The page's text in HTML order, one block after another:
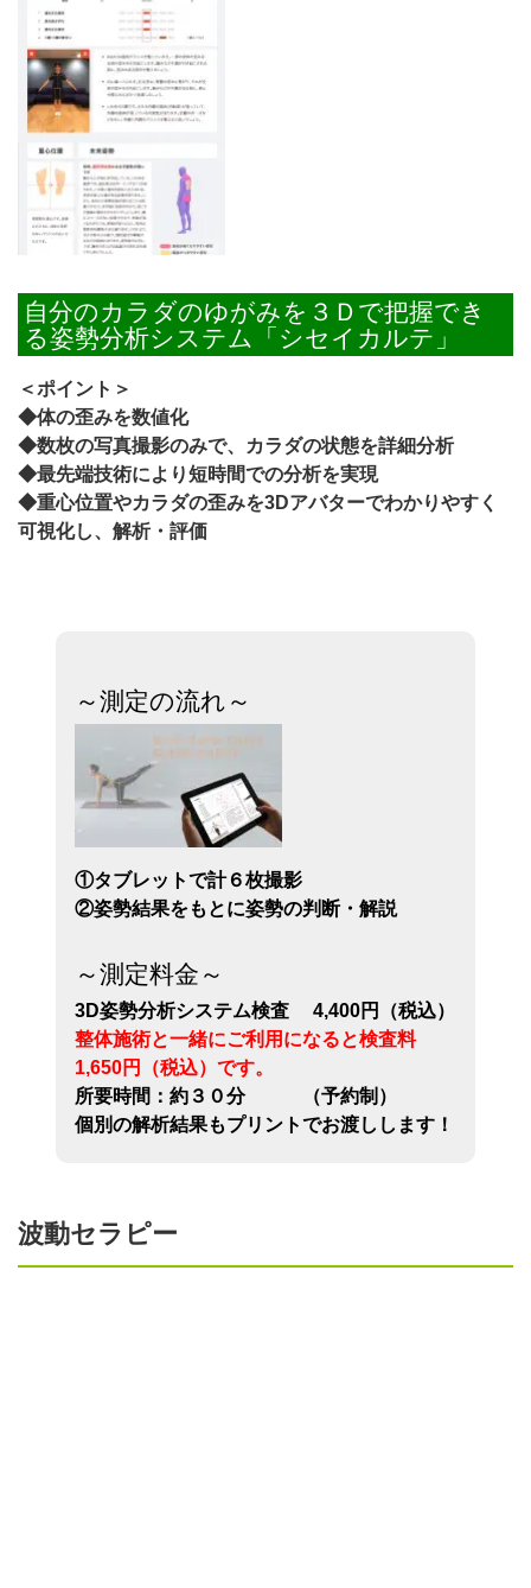
自分のカラダのゆがみを３Ｄで把握でき
る姿勢分析システム「シセイカルテ」
＜ポイント＞
◆体の歪みを数値化
◆数枚の写真撮影のみで、カラダの状態を詳細分析
◆最先端技術により短時間での分析を実現
◆重心位置やカラダの歪みを3Dアバターでわかりやすく
可視化し、解析・評価
～測定の流れ～
①タブレットで計６枚撮影
②姿勢結果をもとに姿勢の判断・解説
～測定料金～
3D姿勢分析システム検査 4,400円（税込）
整体施術と一緒にご利用になると検査料
1,650円（税込）です。
所要時間：約３０分 （予約制）
個別の解析結果もプリントでお渡しします！
波動セラピー